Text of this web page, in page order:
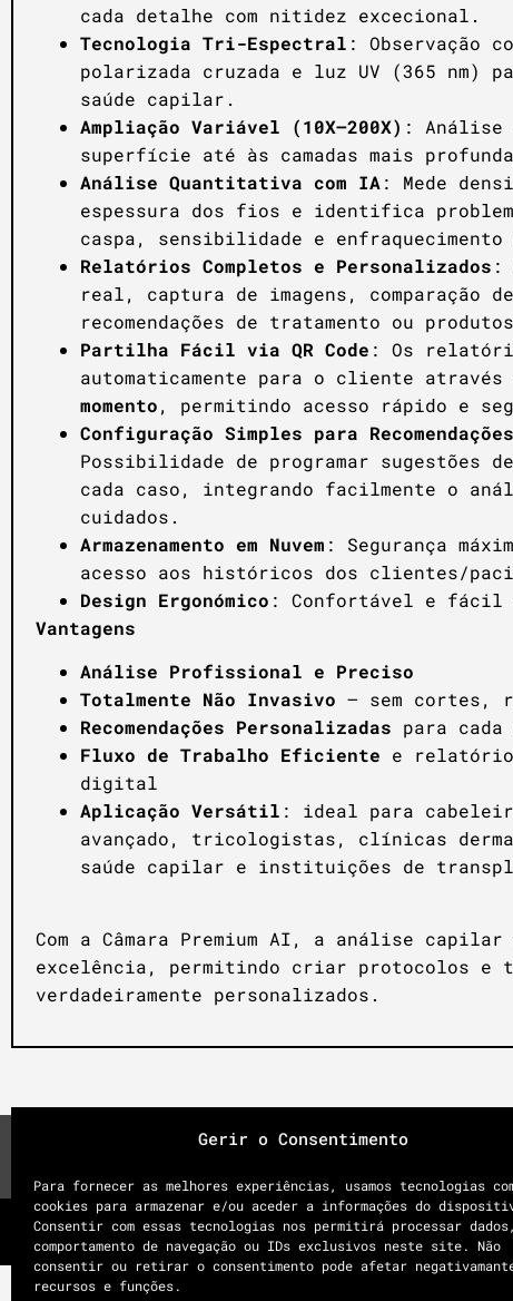
Gerir o Consentimento
Para fornecer as melhores experiências, usamos tecnologias
cookies para armazenar e/ou aceder a informações do
Consentir com essas tecnologias nos permitirá processar
comportamento de navegação ou IDs exclusivos neste site. Não
consentir ou retirar o consentimento pode afetar
recursos e funções.
cada detalhe com nitidez excecional.
Tecnologia Tri-Espectral : Observação
polarizada cruzada e luz UV (365 nm)
saúde capilar.
Ampliação Variável (10X–200X) : Análise
superfície até às camadas mais
Análise Quantitativa com IA: Mede
espessura dos fios e identifica
caspa, sensibilidade e
Relatórios Completos e Personalizados :
real, captura de imagens, comparação
recomendações de tratamento ou
Partilha Fácil via QR Code : Os
automaticamente para o cliente através
momento, permitindo acesso rápido e
Configuração Simples para
Possibilidade de programar sugestões
cada caso, integrando facilmente o
cuidados.
Armazenamento em Nuvem : Segurança
acesso aos históricos dos clientes/
Design Ergonómico : Confortável e
Vantagens
Análise Profissional e Preciso
Totalmente Não Invasivo – sem cortes,
Recomendações Personalizadas para
Fluxo de Trabalho Eficiente e
digital
Aplicação Versátil : ideal para
avançado, tricologistas, clínicas
saúde capilar e instituições de
Com a Câmara Premium AI, a análise capilar
excelência, permitindo criar protocolos e
verdadeiramente personalizados.